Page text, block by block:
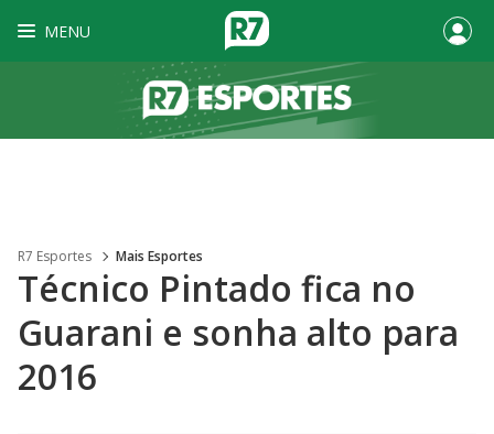
MENU
R7 Esportes Mais Esportes
Técnico Pintado fica no
Guarani e sonha alto para
2016